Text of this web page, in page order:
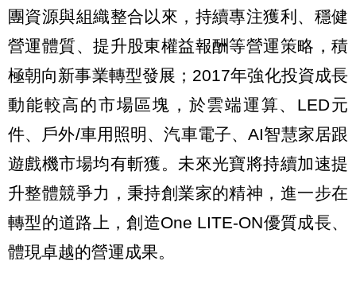
團資源與組織整合以來，持續專注獲利、穩健
營運體質、提升股東權益報酬等營運策略，積
極朝向新事業轉型發展；2017年強化投資成長
動能較高的市場區塊，於雲端運算、LED元
件、戶外/車用照明、汽車電子、AI智慧家居跟
遊戲機市場均有斬獲。未來光寶將持續加速提
升整體競爭力，秉持創業家的精神，進一步在
轉型的道路上，創造One LITE-ON優質成長、
體現卓越的營運成果。